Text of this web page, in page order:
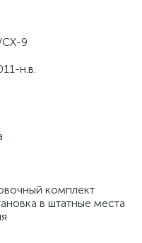
9
н.в.
комплект
в штатные места